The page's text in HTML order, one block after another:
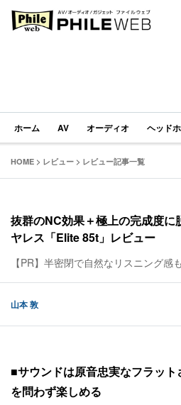
PHILE WEB｜AV/オーディオ/ガ
ホーム AV オーディオ ヘッド
HOME > レビュー > レビュー記事一覧
抜群のNC効果＋極上の完成度
ヤレス「Elite 85t」レビュー
【PR】半密閉で自然なリスニング感
山本 敦
■サウンドは原音忠実なフラッ
を問わず楽しめる